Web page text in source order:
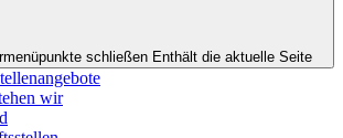
schließen Enthält die aktuelle Seite
wir